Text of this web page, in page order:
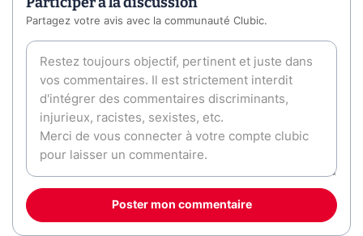
Partagez votre avis avec la communauté Clubic.
Poster mon commentaire